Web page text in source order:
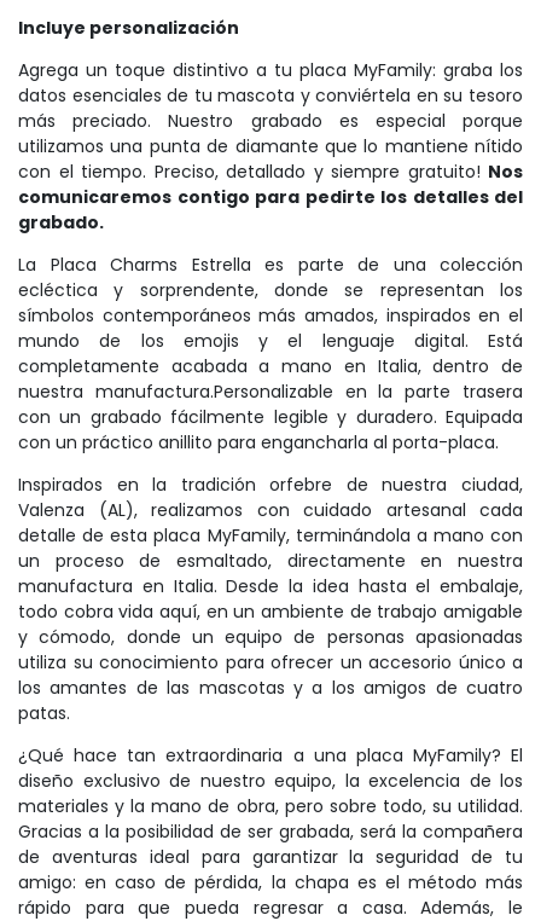
Incluye personalización
Agrega un toque distintivo a tu placa MyFamily: graba los
datos esenciales de tu mascota y conviértela en su tesoro
más preciado. Nuestro grabado es especial porque
utilizamos una punta de diamante que lo mantiene nítido
con el tiempo. Preciso, detallado y siempre gratuito! Nos
comunicaremos contigo para pedirte los detalles del
grabado.
La Placa Charms Estrella es parte de una colección
ecléctica y sorprendente, donde se representan los
símbolos contemporáneos más amados, inspirados en el
mundo de los emojis y el lenguaje digital. Está
completamente acabada a mano en Italia, dentro de
nuestra manufactura.Personalizable en la parte trasera
con un grabado fácilmente legible y duradero. Equipada
con un práctico anillito para engancharla al porta-placa.
Inspirados en la tradición orfebre de nuestra ciudad,
Valenza (AL), realizamos con cuidado artesanal cada
detalle de esta placa MyFamily, terminándola a mano con
un proceso de esmaltado, directamente en nuestra
manufactura en Italia. Desde la idea hasta el embalaje,
todo cobra vida aquí, en un ambiente de trabajo amigable
y cómodo, donde un equipo de personas apasionadas
utiliza su conocimiento para ofrecer un accesorio único a
los amantes de las mascotas y a los amigos de cuatro
patas.
¿Qué hace tan extraordinaria a una placa MyFamily? El
diseño exclusivo de nuestro equipo, la excelencia de los
materiales y la mano de obra, pero sobre todo, su utilidad.
Gracias a la posibilidad de ser grabada, será la compañera
de aventuras ideal para garantizar la seguridad de tu
amigo: en caso de pérdida, la chapa es el método más
rápido para que pueda regresar a casa. Además, le